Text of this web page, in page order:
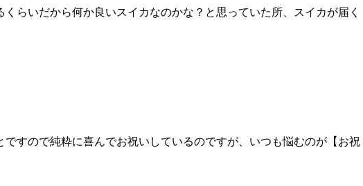
らいだから何か良いスイカなのかな？と思っていた所、スイカが届く
すので純粋に喜んでお祝いしているのですが、いつも悩むのが【お祝